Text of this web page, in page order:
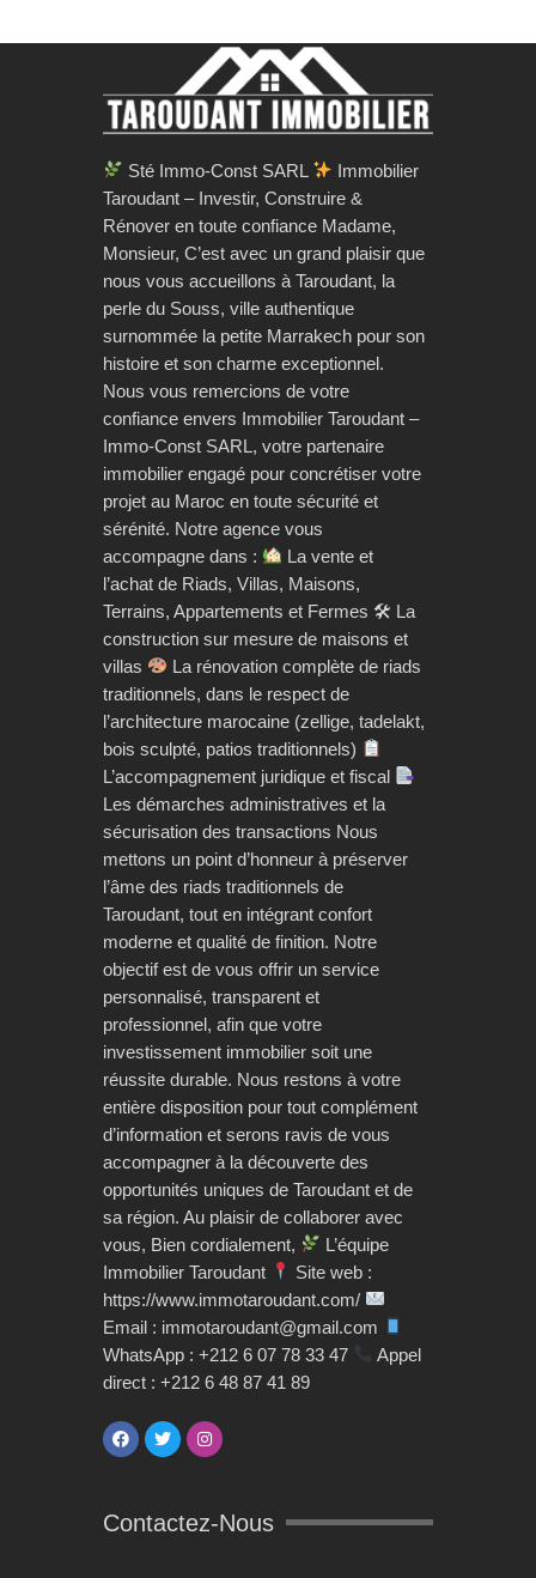
Sté Immo-Const SARL
Immobilier
Taroudant – Investir, Construire &
Rénover en toute confiance Madame,
Monsieur, C’est avec un grand plaisir que
nous vous accueillons à Taroudant, la
perle du Souss, ville authentique
surnommée la petite Marrakech pour son
histoire et son charme exceptionnel.
Nous vous remercions de votre
confiance envers Immobilier Taroudant –
Immo-Const SARL, votre partenaire
immobilier engagé pour concrétiser votre
projet au Maroc en toute sécurité et
sérénité. Notre agence vous
accompagne dans :
La vente et
l’achat de Riads, Villas, Maisons,
Terrains, Appartements et Fermes 🛠 La
construction sur mesure de maisons et
villas
La rénovation complète de riads
traditionnels, dans le respect de
l’architecture marocaine (zellige, tadelakt,
bois sculpté, patios traditionnels)
L’accompagnement juridique et fiscal
Les démarches administratives et la
sécurisation des transactions Nous
mettons un point d’honneur à préserver
l’âme des riads traditionnels de
Taroudant, tout en intégrant confort
moderne et qualité de finition. Notre
objectif est de vous offrir un service
personnalisé, transparent et
professionnel, afin que votre
investissement immobilier soit une
réussite durable. Nous restons à votre
entière disposition pour tout complément
d’information et serons ravis de vous
accompagner à la découverte des
opportunités uniques de Taroudant et de
sa région. Au plaisir de collaborer avec
vous, Bien cordialement,
L’équipe
Immobilier Taroudant
Site web :
https://www.immotaroudant.com/
Email : immotaroudant@gmail.com
WhatsApp : +212 6 07 78 33 47
Appel
direct : +212 6 48 87 41 89
Contactez-Nous